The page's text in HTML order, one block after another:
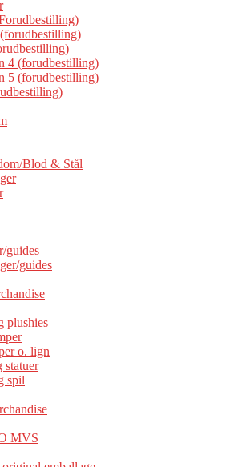
4 (forudbestilling)
5 (forudbestilling)
Blod & Stål
guides
guides
plushies
o. lign
statuer
spil
MVS